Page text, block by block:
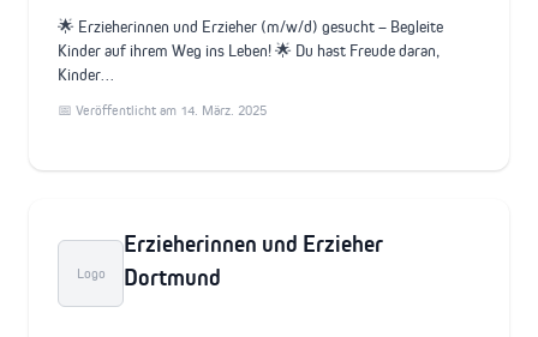
🌟 Erzieherinnen und Erzieher (m/w/d) gesucht – Begleite
Kinder auf ihrem Weg ins Leben! 🌟 Du hast Freude daran,
Kinder…
📅 Veröffentlicht am 14. März. 2025
Logo
Erzieherinnen und Erzieher
Dortmund